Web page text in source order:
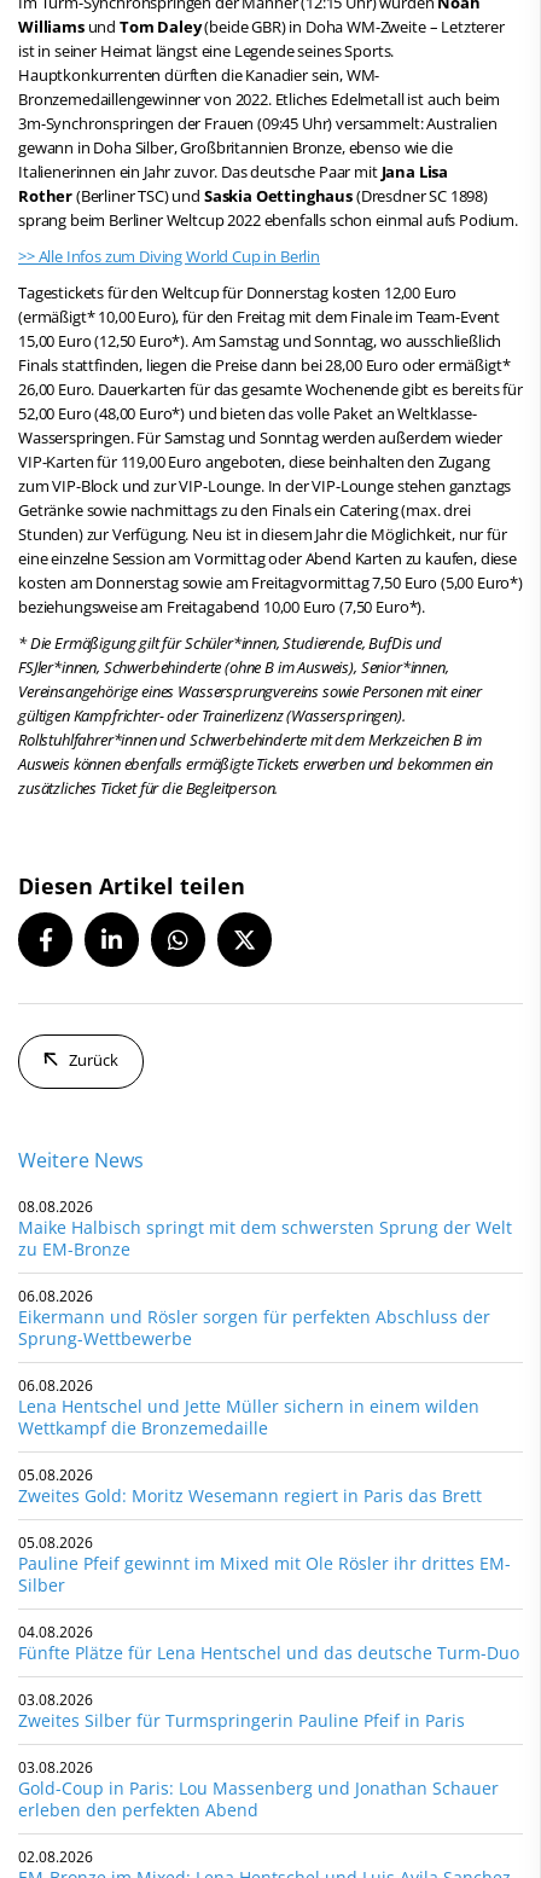
Williamsund Tom Daley(beide GBR) in Doha WM-Zweite – Letzterer
ist in seiner Heimat längst eine Legende seines Sports.
Hauptkonkurrenten dürften die Kanadier sein, WM-
Bronzemedaillengewinner von 2022. Etliches Edelmetall ist auch beim
3m-Synchronspringen der Frauen (09:45 Uhr) versammelt: Australien
gewann in Doha Silber, Großbritannien Bronze, ebenso wie die
Italienerinnen ein Jahr zuvor. Das deutsche Paar mit Jana Lisa
Rother(Berliner TSC) und Saskia Oettinghaus(Dresdner SC 1898)
sprang beim Berliner Weltcup 2022 ebenfalls schon einmal aufs Podium.
>> Alle Infos zum Diving World Cup in Berlin
Tagestickets für den Weltcup für Donnerstag kosten 12,00 Euro
(ermäßigt* 10,00 Euro), für den Freitag mit dem Finale im Team-Event
15,00 Euro (12,50 Euro*). Am Samstag und Sonntag, wo ausschließlich
Finals stattfinden, liegen die Preise dann bei 28,00 Euro oder ermäßigt*
26,00 Euro. Dauerkarten für das gesamte Wochenende gibt es bereits für
52,00 Euro (48,00 Euro*) und bieten das volle Paket an Weltklasse-
Wasserspringen. Für Samstag und Sonntag werden außerdem wieder
VIP-Karten für 119,00 Euro angeboten, diese beinhalten den Zugang
zum VIP-Block und zur VIP-Lounge. In der VIP-Lounge stehen ganztags
Getränke sowie nachmittags zu den Finals ein Catering (max. drei
Stunden) zur Verfügung. Neu ist in diesem Jahr die Möglichkeit, nur für
eine einzelne Session am Vormittag oder Abend Karten zu kaufen, diese
kosten am Donnerstag sowie am Freitagvormittag 7,50 Euro (5,00 Euro*)
beziehungsweise am Freitagabend 10,00 Euro (7,50 Euro*).
* Die Ermäßigung gilt für Schüler*innen, Studierende, BufDis und
FSJler*innen, Schwerbehinderte (ohne B im Ausweis), Senior*innen,
Vereinsangehörige eines Wassersprungvereins sowie Personen mit einer
gültigen Kampfrichter- oder Trainerlizenz (Wasserspringen).
Rollstuhlfahrer*innen und Schwerbehinderte mit dem Merkzeichen B im
Ausweis können ebenfalls ermäßigte Tickets erwerben und bekommen ein
zusätzliches Ticket für die Begleitperson.
Diesen Artikel teilen
Zurück
Weitere News
08.08.2026
Maike Halbisch springt mit dem schwersten Sprung der Welt
zu EM-Bronze
06.08.2026
Eikermann und Rösler sorgen für perfekten Abschluss der
Sprung-Wettbewerbe
06.08.2026
Lena Hentschel und Jette Müller sichern in einem wilden
Wettkampf die Bronzemedaille
05.08.2026
Zweites Gold: Moritz Wesemann regiert in Paris das Brett
05.08.2026
Pauline Pfeif gewinnt im Mixed mit Ole Rösler ihr drittes EM-
Silber
04.08.2026
Fünfte Plätze für Lena Hentschel und das deutsche Turm-Duo
03.08.2026
Zweites Silber für Turmspringerin Pauline Pfeif in Paris
03.08.2026
Gold-Coup in Paris: Lou Massenberg und Jonathan Schauer
erleben den perfekten Abend
02.08.2026